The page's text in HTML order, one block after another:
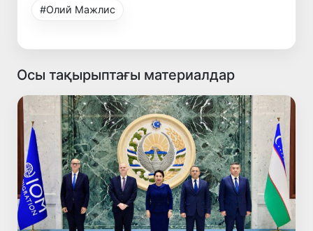
#Олий Мажлис
Осы тақырыптағы материалдар